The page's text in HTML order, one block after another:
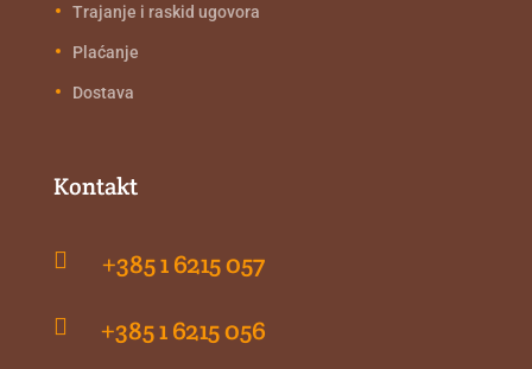
Trajanje i raskid ugovora
Plaćanje
Dostava
Kontakt
 +385 1 6215 057
 +385 1 6215 056